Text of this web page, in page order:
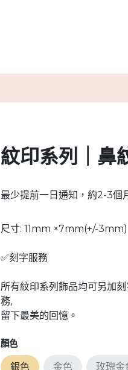
紋印系列｜鼻
最少提前一日通知，約2-3個
尺寸: 11mm ×7mm(+/-3mm)
✅刻字服務
所有紋印系列飾品均可另加刻
務,
留下最美的回憶。
顏色
銀色 金色 玫瑰金